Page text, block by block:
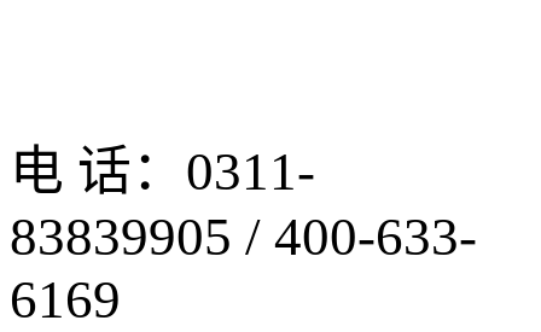
电 话：0311-
83839905 / 400-633-
6169